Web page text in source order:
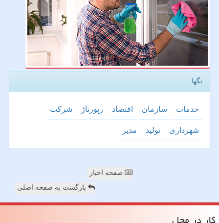
تگها
خدمات سازمان اقتصاد رپورتاژ شركت
شهرداری تولید مدیر
صفحه اخبار
بازگشت به صفحه اصلی